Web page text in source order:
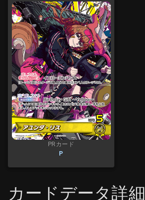
PRカード
P
カードデータ詳細